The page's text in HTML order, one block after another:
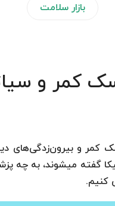
بازار سلامت
کمر و
کمر و
گفته می­شوند، به چه
کنیم.